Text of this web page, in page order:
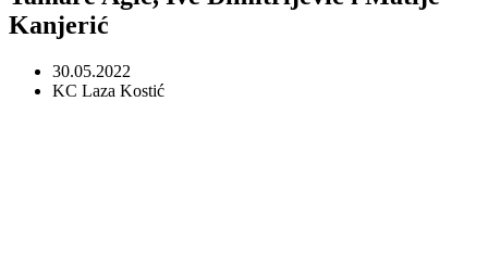
Kanjerić
30.05.2022
KC Laza Kostić